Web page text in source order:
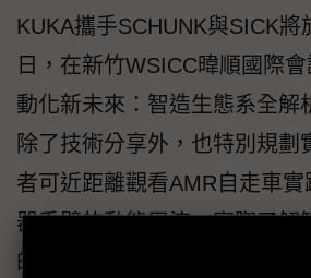
KUKA攜手SCHUNK與SICK將
日，在新竹WSICC暐順國際
動化新未來：智造生態系全解
除了技術分享外，也特別規劃
者可近距離觀看AMR自走車
器手臂的動態展演，實際了解
的整合與應用情境。